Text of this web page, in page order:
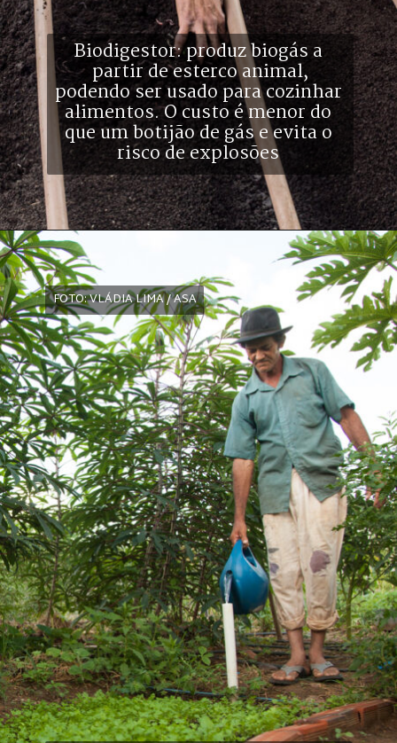
Biodigestor: produz biogás a
partir de esterco animal,
podendo ser usado para cozinhar
alimentos. O custo é menor do
que um botijão de gás e evita o
risco de explosões
FOTO: VLÁDIA LIMA / ASA
FOTO: VLÁDIA LIMA / ASA